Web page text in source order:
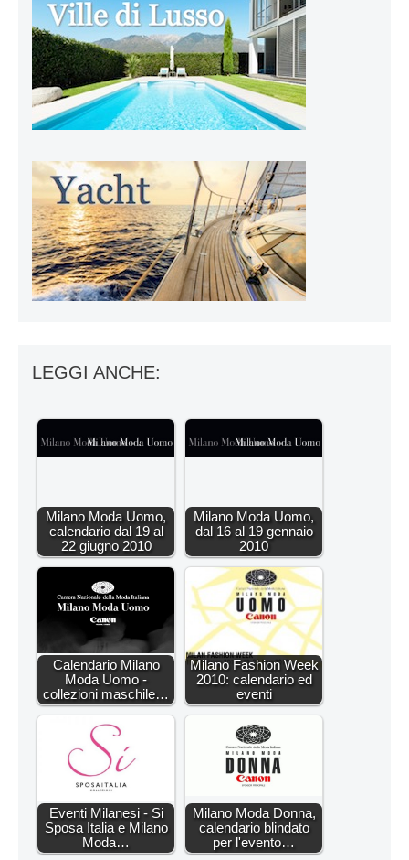
LEGGI ANCHE:
Milano Moda Uomo,
calendario dal 19 al
22 giugno 2010
Milano Moda Uomo,
dal 16 al 19 gennaio
2010
Calendario Milano
Moda Uomo -
collezioni maschile…
Milano Fashion Week
2010: calendario ed
eventi
Eventi Milanesi - Si
Sposa Italia e Milano
Moda…
Milano Moda Donna,
calendario blindato
per l'evento…